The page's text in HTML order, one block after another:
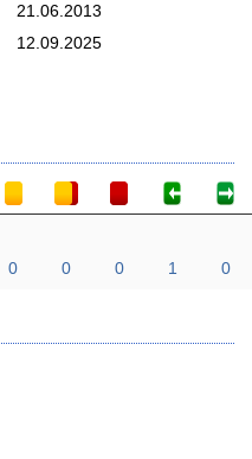
21.06.2013
12.09.2025
0 0 0 1 0